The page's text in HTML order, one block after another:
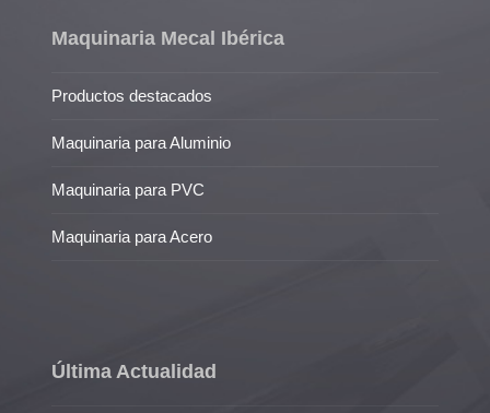
Maquinaria Mecal Ibérica
Productos destacados
Maquinaria para Aluminio
Maquinaria para PVC
Maquinaria para Acero
Última Actualidad